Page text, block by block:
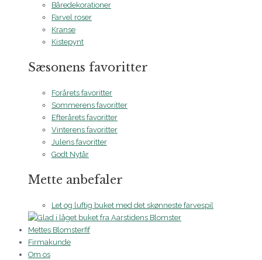
Båredekorationer
Farvel roser
Kranse
Kistepynt
Sæsonens favoritter
Forårets favoritter
Sommerens favoritter
Efterårets favoritter
Vinterens favoritter
Julens favoritter
Godt Nytår
Mette anbefaler
Let og luftig buket med det skønneste farvespil
Mettes Blomsterfif
Firmakunde
Om os